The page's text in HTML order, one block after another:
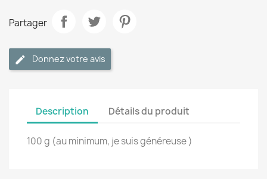
Partager
Donnez votre avis
Description Détails du produit
100 g (au minimum, je suis généreuse )